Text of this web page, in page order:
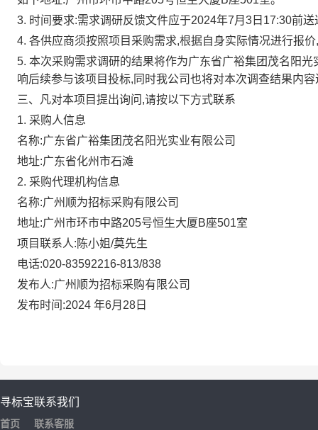
3. 时间要求:需求调研反馈文件应于2024年7月3日17:30前
4. 各供应商须按照项目采购需求,根据自身实际情况进行报
5. 本次采购需求调研的结果将作为广东省广裕集团茂名阳
响后续参与该项目投标,同时我公司也将对本次调查结果内
三、凡对本项目提出询问,请按以下方式联系
1. 采购人信息
名称:广东省广裕集团茂名阳光实业有限公司
地址:广东省化州市石滩
2. 采购代理机构信息
名称:广州顺为招标采购有限公司
地址:广州市环市中路205号恒生大厦B座501室
项目联系人:陈小姐/莫先生
电话:020-83592216-813/838
发布人:广州顺为招标采购有限公司
发布时间:2024 年6月28日
寻标宝
首页
联系我们
联系客服